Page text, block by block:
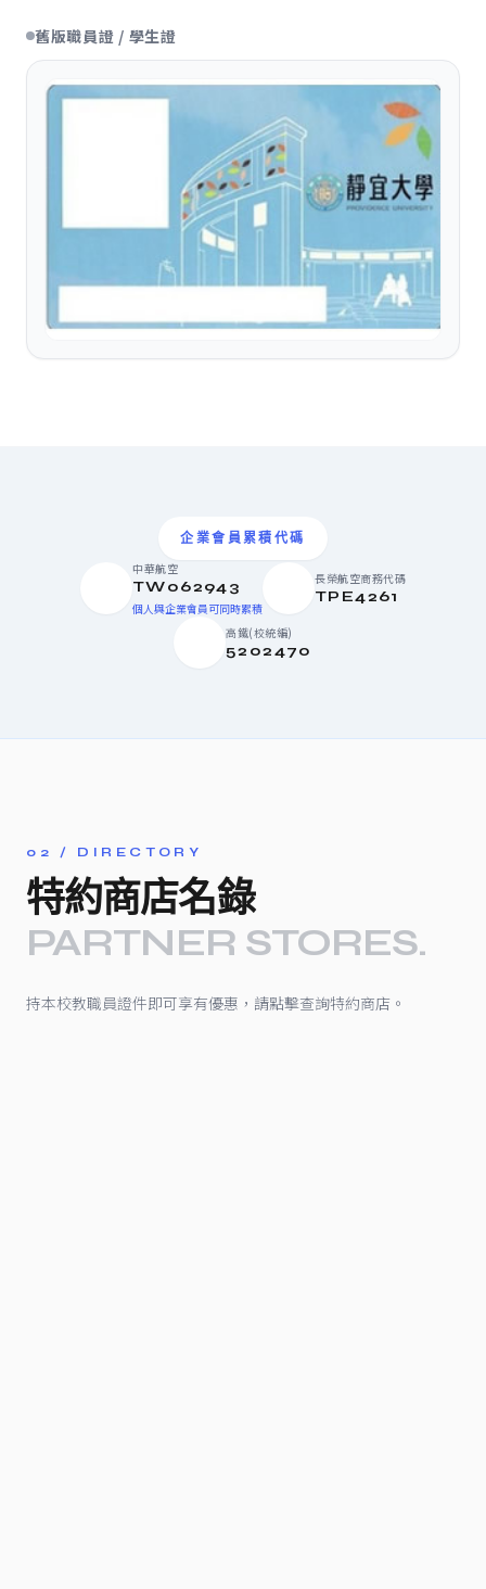
舊版職員證 / 學生證
企業會員累積代碼
中華航空
TW062943
個人與企業會員可同時累積
長榮航空商務代碼
TPE4261
高鐵(校統編)
5202470
02 / DIRECTORY
特約商店名錄
PARTNER STORES.
持本校教職員證件即可享有優惠，請點擊查詢特約商店。